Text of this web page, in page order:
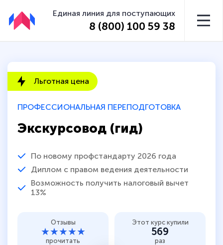
Единая линия для поступающих
8 (800) 100 59 38
ПРОФЕССИОНАЛЬНАЯ ПЕРЕПОДГОТОВКА
Экскурсовод (гид)
По новому профстандарту 2026 года
Диплом с правом ведения деятельности
Возможность получить налоговый вычет
13%
Льготная цена
Отзывы
★★★★★
прочитать
Этот курс купили
569
раз